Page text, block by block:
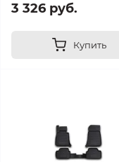
3 326 руб.
Купить